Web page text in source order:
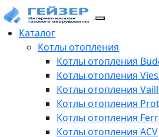
Каталог
Котлы отопления
Котлы отопления
Котлы отопления
Котлы отопления
Котлы отопления
Котлы отопления
Котлы отопления ACV